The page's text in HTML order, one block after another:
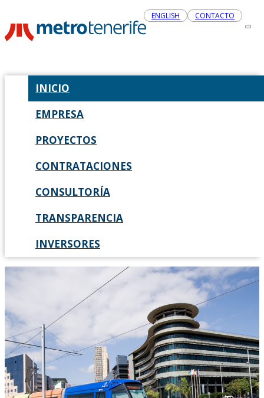
ENGLISH CONTACTO
INICIO
EMPRESA
PROYECTOS
CONTRATACIONES
CONSULTORÍA
TRANSPARENCIA
INVERSORES